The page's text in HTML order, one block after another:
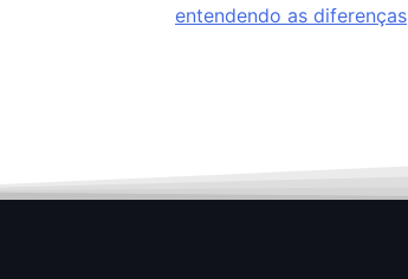
entendendo as diferenças